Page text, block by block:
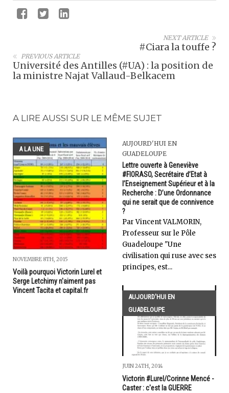
NEXT ARTICLE
#Ciara la touffe ?
PREVIOUS ARTICLE
Université des Antilles (#UA) : la position de
la ministre Najat Vallaud-Belkacem
A LIRE AUSSI SUR LE MÊME SUJET
A LA UNE
NOVEMBRE 8TH, 2015
Voilà pourquoi Victorin Lurel et
Serge Letchimy n'aiment pas
Vincent Tacita et capital.fr
AUJOURD'HUI EN
GUADELOUPE
Lettre ouverte à Geneviève
#FIORASO, Secrétaire d’Etat à
l’Enseignement Supérieur et à la
Recherche : D’une Ordonnance
qui ne serait que de connivence
?
Par Vincent VALMORIN,
Professeur sur le Pôle
Guadeloupe "Une
civilisation qui ruse avec ses
principes, est...
AUJOURD'HUI EN
GUADELOUPE
JUIN 24TH, 2014
Victorin #Lurel/Corinne Mencé -
Caster : c'est la GUERRE